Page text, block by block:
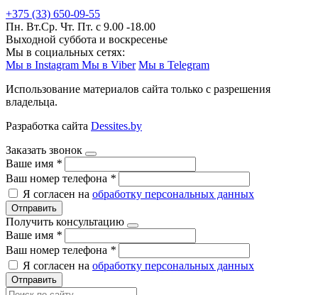
+375 (33) 650-09-55
Пн. Вт.Ср. Чт. Пт. с 9.00 -18.00
Выходной суббота и воскресенье
Мы в социальных сетях:
Мы в Instagram Мы в Viber Мы в Telegram
Использование материалов сайта только с разрешения
владельца.
Разработка сайта Dessites.by
Заказать звонок
Ваше имя *
Ваш номер телефона *
Я согласен на обработку персональных данных
Отправить
Получить консультацию
Ваше имя *
Ваш номер телефона *
Я согласен на обработку персональных данных
Отправить